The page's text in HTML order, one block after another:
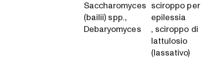
Saccharomyces
(bailii) spp.,
Debaryomyces
sciroppo per
epilessia
, sciroppo di
lattulosio
(lassativo)